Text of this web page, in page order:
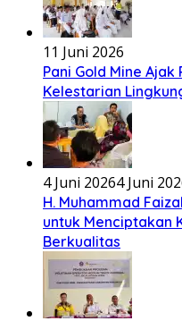
11 Juni 2026
Pani Gold Mine
Kelestarian
4 Juni 20264 Juni
H. Muhammad
untuk Menciptakan
Berkualitas